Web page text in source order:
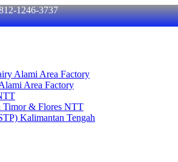
1246-3737
Alami Area Factory
Area Factory
Timor & Flores NTT
Kalimantan Tengah